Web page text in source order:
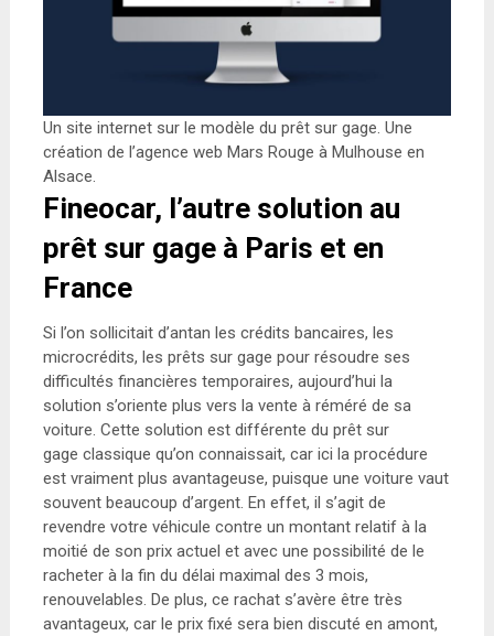
Un site internet sur le modèle du prêt sur gage. Une
création de l’agence web Mars Rouge à Mulhouse en
Alsace.
Fineocar, l’autre solution au
prêt sur gage à Paris et en
France
Si l’on sollicitait d’antan les crédits bancaires, les
microcrédits, les prêts sur gage pour résoudre ses
difficultés financières temporaires, aujourd’hui la
solution s’oriente plus vers la vente à réméré de sa
voiture. Cette solution est différente du prêt sur
gage classique qu’on connaissait, car ici la procédure
est vraiment plus avantageuse, puisque une voiture vaut
souvent beaucoup d’argent. En effet, il s’agit de
revendre votre véhicule contre un montant relatif à la
moitié de son prix actuel et avec une possibilité de le
racheter à la fin du délai maximal des 3 mois,
renouvelables. De plus, ce rachat s’avère être très
avantageux, car le prix fixé sera bien discuté en amont,